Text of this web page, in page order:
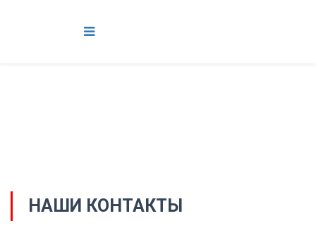
НАШИ КОНТАКТЫ